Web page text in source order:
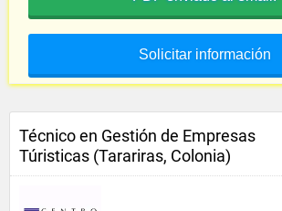
Solicitar información
Técnico en Gestión de Empresas
Túristicas (Tarariras, Colonia)